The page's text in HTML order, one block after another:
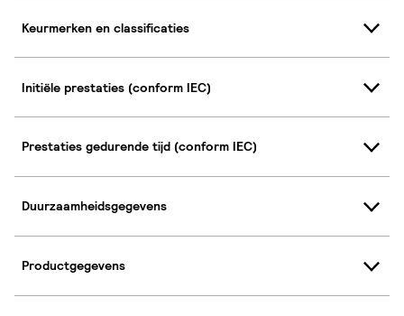
Keurmerken en classificaties
Initiële prestaties (conform IEC)
Prestaties gedurende tijd (conform IEC)
Duurzaamheidsgegevens
Productgegevens